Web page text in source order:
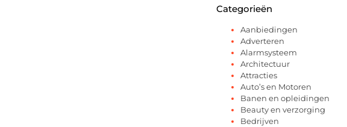
Categorieën
Aanbiedingen
Adverteren
Alarmsysteem
Architectuur
Attracties
Auto’s en Motoren
Banen en opleidingen
Beauty en verzorging
Bedrijven